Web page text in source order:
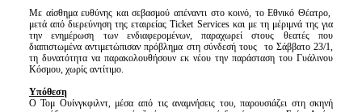
Με αίσθημα ευθύνης και σεβασμού απέναντι στο κοινό, το Εθνικό Θέατρο,
μετά από διερεύνηση της εταιρείας Ticket Services και με τη μέριμνά της για
την ενημέρωση των ενδιαφερομένων, παραχωρεί στους θεατές που
διαπιστωμένα αντιμετώπισαν πρόβλημα στη σύνδεσή τους το Σάββατο 23/1,
τη δυνατότητα να παρακολουθήσουν εκ νέου την παράσταση του Γυάλινου
Κόσμου, χωρίς αντίτιμο.
Υπόθεση
Ο Τομ Ουίνγκφιλντ, μέσα από τις αναμνήσεις του, παρουσιάζει στη σκηνή